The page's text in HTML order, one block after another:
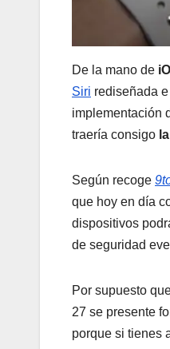
De la mano de
Siri rediseñada
implementación
traería consigo
Según recoge
que hoy en día
dispositivos
de seguridad
Por supuesto
27 se presente
porque si tienes